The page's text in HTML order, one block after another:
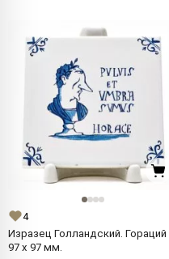
4
Изразец Голландский. Гораций
97 x 97 мм.